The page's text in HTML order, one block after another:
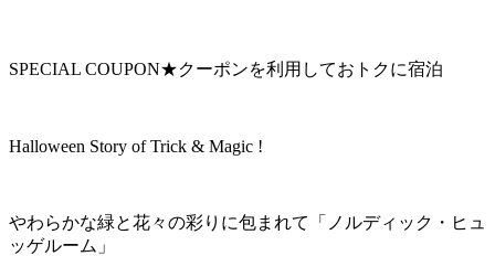
SPECIAL COUPON★クーポンを利用しておトクに宿泊
Halloween Story of Trick & Magic !
やわらかな緑と花々の彩りに包まれて「ノルディック・ヒュ
ッゲルーム」